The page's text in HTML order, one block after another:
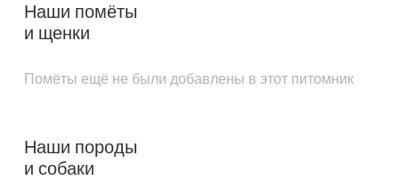
Наши помёты
и щенки
Помёты ещё не были добавлены в этот питомник
Наши породы
и собаки